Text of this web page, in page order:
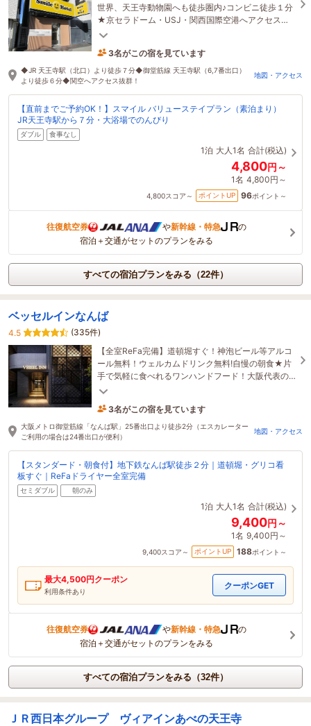
世界、天王寺動物園へも徒歩圏内♪コンビニ徒歩１分
★京セラドーム・USJ・関西国際空港へアクセス抜
群！
3名がこの宿を見ています
11分前に予約されました
◆JR 天王寺駅（北口）より徒歩７分◆御堂筋線 天王寺駅（6,7番出口）
より徒歩６分◆関空へアクセス抜群！
地図・アクセス
【直前までご予約OK！】スマイル バリューステイプラン（素泊まり）
JR天王寺駅から７分・大浴場でのんびり
ダブル 食事なし
1泊 大人1名 合計(税込)
4,800円～
1名 4,800円～
4,800スコア～ ポイントUP 96ポイント～
往復航空券 や新幹線・特急
の
宿泊＋交通がセットのプランをみる
すべての宿泊プランをみる（22件）
ベッセルインなんば
4.5
(335件)
【全室ReFa完備】道頓堀すぐ！神泡ビール等アルコ
ール無料！ウェルカムドリンク無料!自慢の朝食★片
手で気軽に食べれるワンハンドフード！大阪代表の
たこ焼きや串カツをご用意！名物の肉吸いうどん
3名がこの宿を見ています
53分前に予約されました
大阪メトロ御堂筋線「なんば駅」25番出口より徒歩2分（エスカレーター
ご利用の場合は24番出口が便利）
地図・アクセス
【スタンダード・朝食付】地下鉄なんば駅徒歩２分｜道頓堀・グリコ看
板すぐ｜ReFaドライヤー全室完備
セミダブル 朝のみ
1泊 大人1名 合計(税込)
9,400円～
1名 9,400円～
9,400スコア～ ポイントUP 188ポイント～
最大4,500円クーポン
利用条件あり
クーポンGET
往復航空券 や新幹線・特急
の
宿泊＋交通がセットのプランをみる
すべての宿泊プランをみる（32件）
ＪＲ西日本グループ ヴィアインあべの天王寺